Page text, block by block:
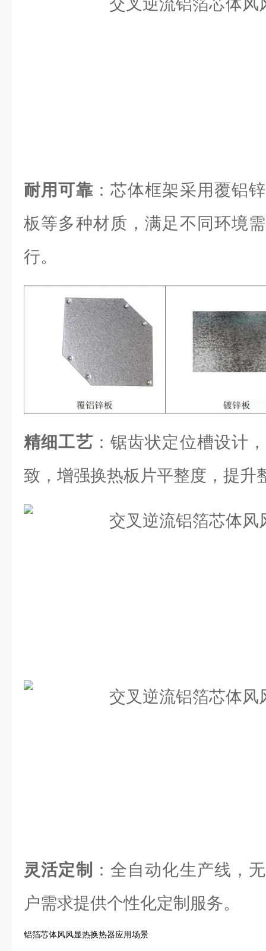
耐用可靠 ：芯体框架采用覆铝
板等多种材质，满足不同环境
行。
精细工艺 ：锯齿状定位槽设计
致，增强换热板片平整度，提升
灵活定制
：全自动化生产线，
户需求提供个性化定制服务。
铝箔芯体风风显热换热器应用场景